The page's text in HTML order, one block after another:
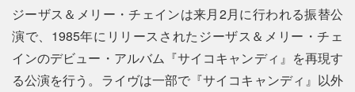
ジーザス＆メリー・チェインは来月2月に行われる振替公
演で、1985年にリリースされたジーザス＆メリー・チェ
インのデビュー・アルバム『サイコキャンディ』を再現す
る公演を行う。ライヴは一部で『サイコキャンディ』以外